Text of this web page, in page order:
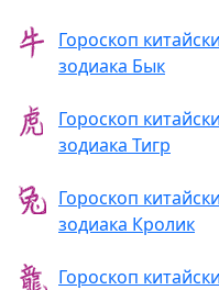
Гороскоп
зодиака Бык
Гороскоп
зодиака Тигр
Гороскоп
зодиака Кролик
Гороскоп